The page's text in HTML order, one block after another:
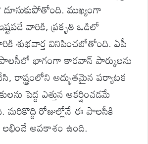
ముఖ్యంగా
వారికి, ప్రకృతి ఒడిలో
శుభవార్త వినిపించబోతోంది. ఏపీ
భాగంగా కారవాన్ పార్కులను
రాష్ట్రంలోని అద్భుతమైన పర్యాటక
పెద్ద ఎత్తున ఆకర్షించడమే
మరికొద్ది రోజుల్లోనే ఈ పాలసీకి
అవకాశం ఉంది.